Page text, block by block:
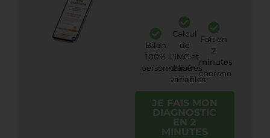
Bilan
100%
personnalisé
Calcul
de
l'IMC et
d'autres
variables
Fait en
2
minutes
chorono
JE FAIS MON
DIAGNOSTIC
EN 2
MINUTES